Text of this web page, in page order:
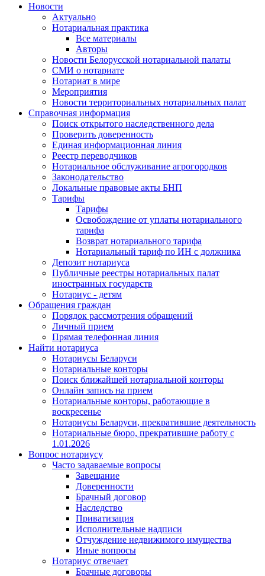
Новости
Актуально
Нотариальная практика
Все материалы
Авторы
Новости Белорусской нотариальной палаты
СМИ о нотариате
Нотариат в мире
Мероприятия
Новости территориальных нотариальных палат
Справочная информация
Поиск открытого наследственного дела
Проверить доверенность
Единая информационная линия
Реестр переводчиков
Нотариальное обслуживание агрогородков
Законодательство
Локальные правовые акты БНП
Тарифы
Тарифы
Освобождение от уплаты нотариального
тарифа
Возврат нотариального тарифа
Нотариальный тариф по ИН с должника
Депозит нотариуса
Публичные реестры нотариальных палат
иностранных государств
Нотариус - детям
Обращения граждан
Порядок рассмотрения обращений
Личный прием
Прямая телефонная линия
Найти нотариуса
Нотариусы Беларуси
Нотариальные конторы
Поиск ближайшей нотариальной конторы
Онлайн запись на прием
Нотариальные конторы, работающие в
воскресенье
Нотариусы Беларуси, прекратившие деятельность
Нотариальные бюро, прекратившие работу с
1.01.2026
Вопрос нотариусу
Часто задаваемые вопросы
Завещание
Доверенности
Брачный договор
Наследство
Приватизация
Исполнительные надписи
Отчуждение недвижимого имущества
Иные вопросы
Нотариус отвечает
Брачные договоры